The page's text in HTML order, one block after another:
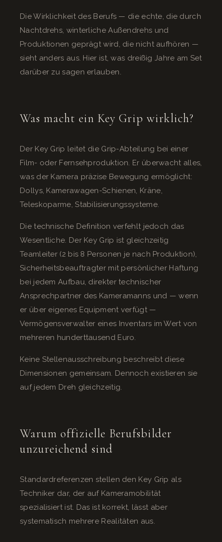
Die Wirklichkeit des Berufs — die echte, die durch
Nachtdrehs, winterliche Außendrehs und
Produktionen geprägt wird, die nicht aufhören —
sieht anders aus. Hier ist, was dreißig Jahre am Set
darüber zu sagen erlauben.
Was macht ein Key Grip wirklich?
Der Key Grip leitet die Grip-Abteilung bei einer
Film- oder Fernsehproduktion. Er überwacht alles,
was der Kamera präzise Bewegung ermöglicht:
Dollys, Kamerawagen-Schienen, Kräne,
Teleskoparme, Stabilisierungssysteme.
Die technische Definition verfehlt jedoch das
Wesentliche. Der Key Grip ist gleichzeitig
Teamleiter (2 bis 8 Personen je nach Produktion),
Sicherheitsbeauftragter mit persönlicher Haftung
bei jedem Aufbau, direkter technischer
Ansprechpartner des Kameramanns und — wenn
er über eigenes Equipment verfügt —
Vermögensverwalter eines Inventars im Wert von
mehreren hunderttausend Euro.
Keine Stellenausschreibung beschreibt diese
Dimensionen gemeinsam. Dennoch existieren sie
auf jedem Dreh gleichzeitig.
Warum offizielle Berufsbilder
unzureichend sind
Standardreferenzen stellen den Key Grip als
Techniker dar, der auf Kameramobilität
spezialisiert ist. Das ist korrekt, lässt aber
systematisch mehrere Realitäten aus.